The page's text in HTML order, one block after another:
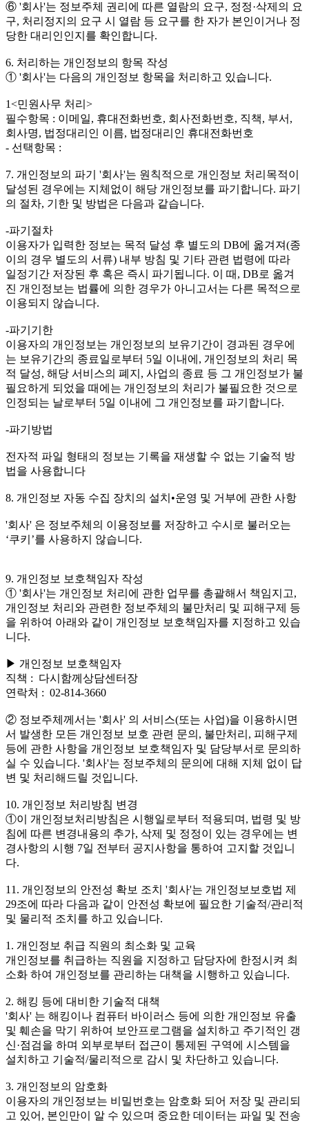
⑥ '회사'는 정보주체 권리에 따른 열람의 요구, 정정·삭제의 요
구, 처리정지의 요구 시 열람 등 요구를 한 자가 본인이거나 정
당한 대리인인지를 확인합니다.
6. 처리하는 개인정보의 항목 작성
① '회사'는 다음의 개인정보 항목을 처리하고 있습니다.
1<민원사무 처리>
필수항목 : 이메일, 휴대전화번호, 회사전화번호, 직책, 부서,
회사명, 법정대리인 이름, 법정대리인 휴대전화번호
- 선택항목 :
7. 개인정보의 파기 '회사'는 원칙적으로 개인정보 처리목적이
달성된 경우에는 지체없이 해당 개인정보를 파기합니다. 파기
의 절차, 기한 및 방법은 다음과 같습니다.
-파기절차
이용자가 입력한 정보는 목적 달성 후 별도의 DB에 옮겨져(종
이의 경우 별도의 서류) 내부 방침 및 기타 관련 법령에 따라
일정기간 저장된 후 혹은 즉시 파기됩니다. 이 때, DB로 옮겨
진 개인정보는 법률에 의한 경우가 아니고서는 다른 목적으로
이용되지 않습니다.
-파기기한
이용자의 개인정보는 개인정보의 보유기간이 경과된 경우에
는 보유기간의 종료일로부터 5일 이내에, 개인정보의 처리 목
적 달성, 해당 서비스의 폐지, 사업의 종료 등 그 개인정보가 불
필요하게 되었을 때에는 개인정보의 처리가 불필요한 것으로
인정되는 날로부터 5일 이내에 그 개인정보를 파기합니다.
-파기방법
전자적 파일 형태의 정보는 기록을 재생할 수 없는 기술적 방
법을 사용합니다
8. 개인정보 자동 수집 장치의 설치•운영 및 거부에 관한 사항
'회사' 은 정보주체의 이용정보를 저장하고 수시로 불러오는
‘쿠키’를 사용하지 않습니다.
9. 개인정보 보호책임자 작성
① '회사'는 개인정보 처리에 관한 업무를 총괄해서 책임지고,
개인정보 처리와 관련한 정보주체의 불만처리 및 피해구제 등
을 위하여 아래와 같이 개인정보 보호책임자를 지정하고 있습
니다.
▶ 개인정보 보호책임자
직책 : 다시함께상담센터장
연락처 : 02-814-3660
② 정보주체께서는 '회사' 의 서비스(또는 사업)을 이용하시면
서 발생한 모든 개인정보 보호 관련 문의, 불만처리, 피해구제
등에 관한 사항을 개인정보 보호책임자 및 담당부서로 문의하
실 수 있습니다. '회사'는 정보주체의 문의에 대해 지체 없이 답
변 및 처리해드릴 것입니다.
10. 개인정보 처리방침 변경
①이 개인정보처리방침은 시행일로부터 적용되며, 법령 및 방
침에 따른 변경내용의 추가, 삭제 및 정정이 있는 경우에는 변
경사항의 시행 7일 전부터 공지사항을 통하여 고지할 것입니
다.
11. 개인정보의 안전성 확보 조치 '회사'는 개인정보보호법 제
29조에 따라 다음과 같이 안전성 확보에 필요한 기술적/관리적
및 물리적 조치를 하고 있습니다.
1. 개인정보 취급 직원의 최소화 및 교육
개인정보를 취급하는 직원을 지정하고 담당자에 한정시켜 최
소화 하여 개인정보를 관리하는 대책을 시행하고 있습니다.
2. 해킹 등에 대비한 기술적 대책
'회사' 는 해킹이나 컴퓨터 바이러스 등에 의한 개인정보 유출
및 훼손을 막기 위하여 보안프로그램을 설치하고 주기적인 갱
신·점검을 하며 외부로부터 접근이 통제된 구역에 시스템을
설치하고 기술적/물리적으로 감시 및 차단하고 있습니다.
3. 개인정보의 암호화
이용자의 개인정보는 비밀번호는 암호화 되어 저장 및 관리되
고 있어, 본인만이 알 수 있으며 중요한 데이터는 파일 및 전송